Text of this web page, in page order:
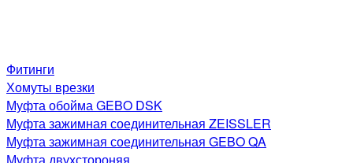
Фитинги
Хомуты врезки
Муфта обойма GEBO DSK
Муфта зажимная соединительная ZEISSLER
Муфта зажимная соединительная GEBO QA